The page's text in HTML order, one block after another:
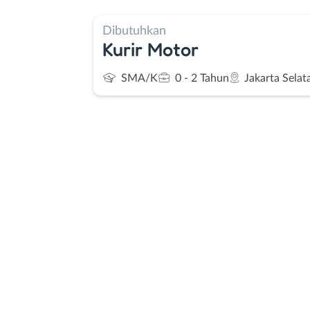
Dibutuhkan
Kurir Motor
SMA/K 0 - 2 Tahun Jakarta